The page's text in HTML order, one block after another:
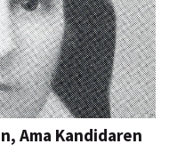
Ama Kandidaren